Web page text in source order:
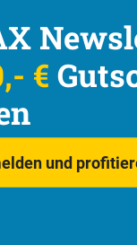
€
und